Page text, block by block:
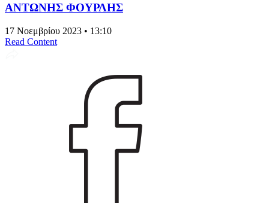
ΑΝΤΩΝΗΣ ΦΟΥΡΛΗΣ
17 Νοεμβρίου 2023 • 13:10
Read Content